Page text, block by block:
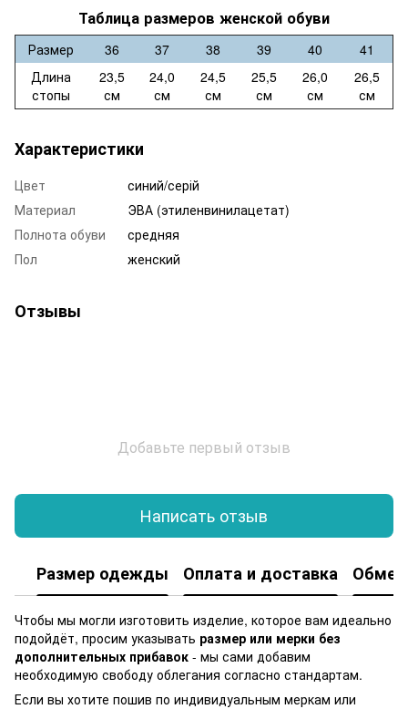
Таблица размеров женской обуви
Размер 36 37 38 39 40
41
Длина
стопы
23,5
см
24,0
см
24,5
см
25,5
см
26,0
см
26,5
см
Характеристики
Цвет
синий/серій
Материал
ЭВА (этиленвинилацетат)
Полнота обуви
средняя
Пол
женский
Отзывы
Добавьте первый отзыв
Написать отзыв
Размер одежды Оплата и доставка Обмен
Чтобы мы могли изготовить изделие, которое вам идеально
подойдёт, просим указывать размер или мерки без
дополнительных прибавок - мы сами добавим
необходимую свободу облегания согласно стандартам.
Если вы хотите пошив по индивидуальным меркам или